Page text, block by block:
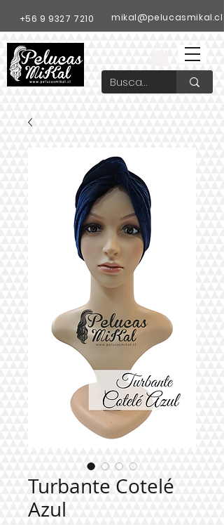
+56 9 9327 7210 mikal@pelucasmikal.cl
Turbante Cotelé
Azul